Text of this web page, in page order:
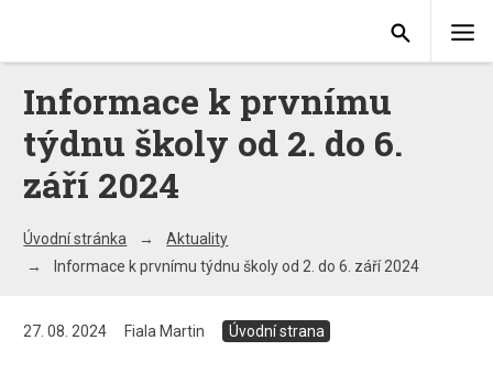
Informace k prvnímu
týdnu školy od 2. do 6.
září 2024
Úvodní stránka
Aktuality
Informace k prvnímu týdnu školy od 2. do 6. září 2024
27. 08. 2024 Fiala Martin Úvodní strana